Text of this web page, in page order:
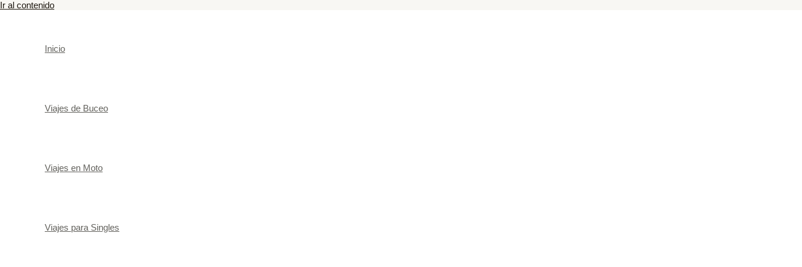
Ir al contenido
Inicio
Viajes de Buceo
Viajes en Moto
Viajes para Singles